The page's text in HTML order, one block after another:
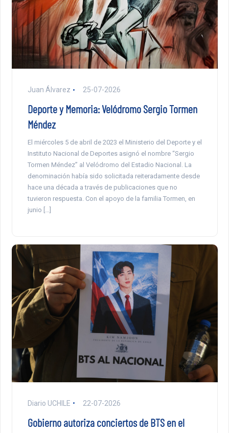
Juan Álvarez 25-07-2026
Deporte y Memoria: Velódromo Sergio Tormen
Méndez
El miércoles 5 de abril de 2023 el Ministerio del Deporte y el
Instituto Nacional de Deportes asignó el nombre “Sergio
Tormen Méndez” al Velódromo del Estadio Nacional. La
denominación había sido solicitada reiteradamente desde
hace una década a través de publicaciones que no
tuvieron respuesta. Con el apoyo de la familia Tormen, en
junio […]
Diario UCHILE 22-07-2026
Gobierno autoriza conciertos de BTS en el